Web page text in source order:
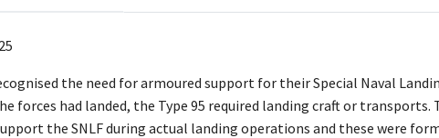
the need for armoured support for their Special Naval
forces had landed, the Type 95 required landing craft or
the SNLF during actual landing operations and these were